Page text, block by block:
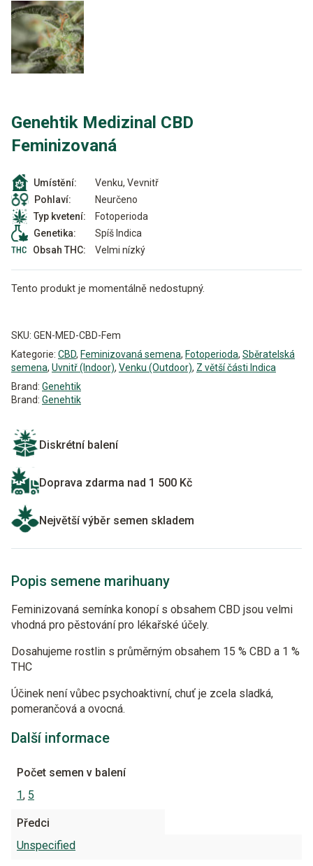
Genehtik Medizinal CBD
Feminizovaná
Umístění:
Venku, Vevnitř
Pohlaví:
Neurčeno
Typ kvetení:
Fotoperioda
Genetika:
Spíš Indica
Obsah THC:
Velmi nízký
Tento produkt je momentálně nedostupný.
SKU: GEN-MED-CBD-Fem
Kategorie: CBD, Feminizovaná semena, Fotoperioda, Sběratelská
semena, Uvnitř (Indoor), Venku (Outdoor), Z větší části Indica
Brand: Genehtik
Brand: Genehtik
Diskrétní balení
Doprava zdarma nad 1 500 Kč
Největší výběr semen skladem
Popis semene marihuany
Feminizovaná semínka konopí s obsahem CBD jsou velmi
vhodná pro pěstování pro lékařské účely.
Dosahujeme rostlin s průměrným obsahem 15 % CBD a 1 %
THC
Účinek není vůbec psychoaktivní, chuť je zcela sladká,
pomerančová a ovocná.
Další informace
Počet semen v balení
1, 5
Předci
Unspecified